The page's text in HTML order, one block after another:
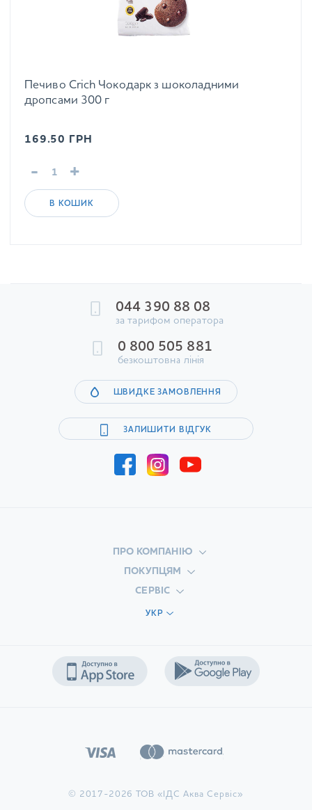
Печиво Crich Чокодарк з шоколадними
дропсами 300 г
169.50 ГРН
- +
В КОШИК
044 390 88 08
за тарифом оператора
0 800 505 881
безкоштовна лінія
ШВИДКЕ ЗАМОВЛЕННЯ
ЗАЛИШИТИ ВІДГУК
ПРО КОМПАНІЮ
ПОКУПЦЯМ
СЕРВІС
УКР
© 2017-2026 ТОВ «ІДС Аква Сервіс»